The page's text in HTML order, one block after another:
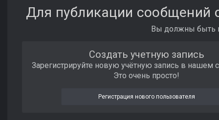
Для публикации сообщений
Вы должны быть
Создать учетную запись
Зарегистрируйте новую учётную запись в нашем
Это очень просто!
Регистрация нового пользователя